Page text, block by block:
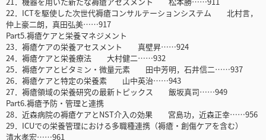
22．ICTを駆使した次世代褥瘡コンサルテーションシステム 北村言，
仲上豪二朗，真田弘美……917
Part5.褥瘡ケアと栄養マネジメント
23．褥瘡ケアの栄養アセスメント 真壁昇……924
24．褥瘡ケアと栄養療法 大村健二……932
25．褥瘡ケアとビタミン・微量元素 田中芳明，石井信二……937
26．褥瘡ケアと特定の栄養素 山中英治……943
27．褥瘡領域の栄養研究の最新トピックス 飯坂真司……949
Part6.褥瘡予防・管理と連携
28．近森病院の褥瘡ケアとNST介入の効果 宮島功，近森正幸……956
29．ICUでの栄養管理における多職種連携（褥瘡・創傷ケアを含む）
清水孝宏……961